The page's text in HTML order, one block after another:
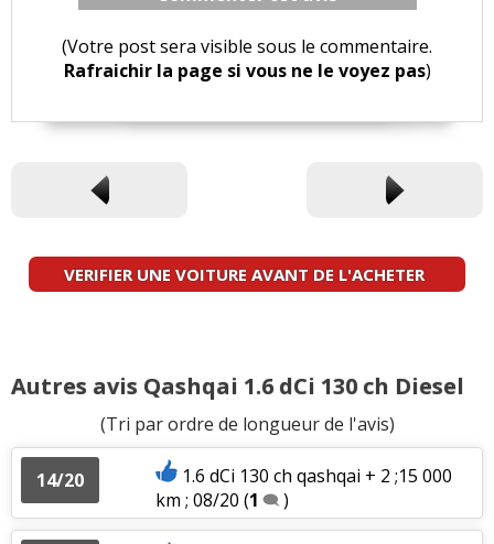
(Votre post sera visible sous le commentaire.
Rafraichir la page si vous ne le voyez pas)
VERIFIER UNE VOITURE AVANT DE L'ACHETER
Autres avis Qashqai 1.6 dCi 130 ch Diesel
(Tri par ordre de longueur de l'avis)
14/20
1.6 dCi 130 ch qashqai + 2 ;15 000
km ; 08/20 (1 )